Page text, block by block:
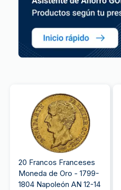
20 Francos Franceses
Moneda de Oro - 1799-
1804 Napoleón AN 12-14